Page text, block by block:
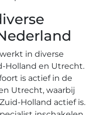
in diverse
Holland en Utrecht.
is actief in de
Utrecht, waarbij
Holland actief is.